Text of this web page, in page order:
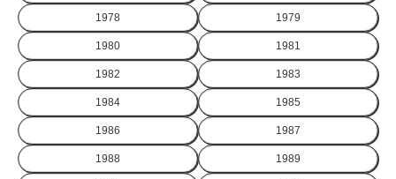
1978 1979
1980 1981
1982 1983
1984 1985
1986 1987
1988 1989